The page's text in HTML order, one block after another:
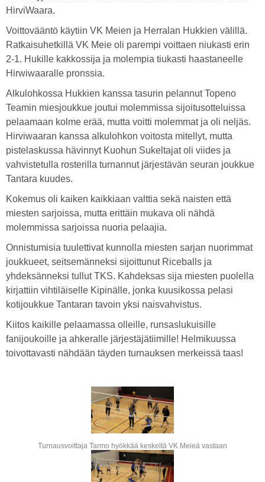
HirviWaara.
Voittovääntö käytiin VK Meien ja Herralan Hukkien välillä.
Ratkaisuhetkillä VK Meie oli parempi voittaen niukasti erin
2-1. Hukille kakkossija ja molempia tiukasti haastaneelle
Hirwiwaaralle pronssia.
Alkulohkossa Hukkien kanssa tasurin pelannut Topeno
Teamin miesjoukkue joutui molemmissa sijoitusotteluissa
pelaamaan kolme erää, mutta voitti molemmat ja oli neljäs.
Hirviwaaran kanssa alkulohkon voitosta mitellyt, mutta
pistelaskussa hävinnyt Kuohun Sukeltajat oli viides ja
vahvistetulla rosterilla turnannut järjestävän seuran joukkue
Tantara kuudes.
Kokemus oli kaiken kaikkiaan valttia sekä naisten että
miesten sarjoissa, mutta erittäin mukava oli nähdä
molemmissa sarjoissa nuoria pelaajia.
Onnistumisia tuulettivat kunnolla miesten sarjan nuorimmat
joukkueet, seitsemänneksi sijoittunut Riceballs ja
yhdeksänneksi tullut TKS. Kahdeksas sija miesten puolella
kirjattiin vihtiläiselle Kipinälle, jonka kuusikossa pelasi
kotijoukkue Tantaran tavoin yksi naisvahvistus.
Kiitos kaikille pelaamassa olleille, runsaslukuisille
fanijoukoille ja ahkeralle järjestäjätiimille! Helmikuussa
toivottavasti nähdään täyden turnauksen merkeissä taas!
Turnausvoittaja Tarmo hyökkää keskeltä VK Meieä vastaan